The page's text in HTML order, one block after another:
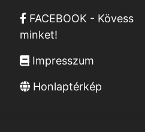
FACEBOOK - Kövess
minket!
Impresszum
Honlaptérkép